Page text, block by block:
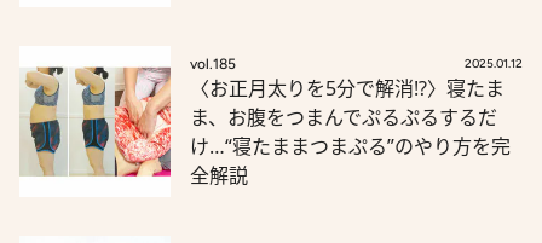
vol.185 2025.01.12
〈お正月太りを5分で解消!?〉寝たま
ま、お腹をつまんでぷるぷるするだ
け…“寝たままつまぷる”のやり方を完
全解説